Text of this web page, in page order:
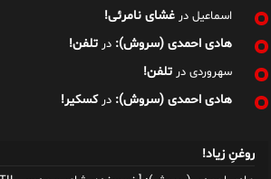
اسماعیل در غشای نامرئی!
هادی احمدی (سروش): در تلفن!
سهروردی در تلفن!
هادی احمدی (سروش): درکسکیر!
روغنِ زیاد!